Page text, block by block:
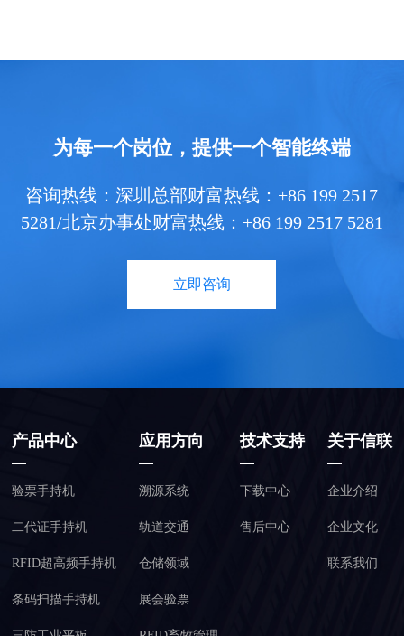
为每一个岗位，提供一个智能终端
咨询热线：深圳总部财富热线：+86 199 2517
5281/北京办事处财富热线：+86 199 2517 5281
立即咨询
产品中心
验票手持机
二代证手持机
RFID超高频手持机
条码扫描手持机
应用方向
溯源系统
轨道交通
仓储领域
展会验票
技术支持
下载中心
售后中心
关于信联
企业介绍
企业文化
联系我们